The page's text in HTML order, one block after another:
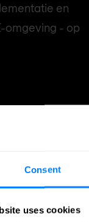
Consent
uses cookies
en
omgeving - op